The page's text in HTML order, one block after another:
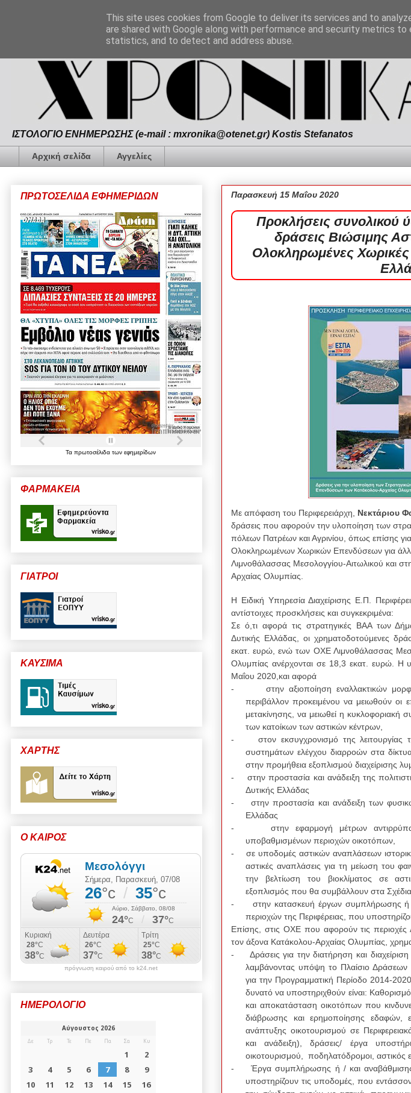
ΙΣΤΟΛΟΓΙΟ ΕΝΗΜΕΡΩΣΗΣ (e-mail : mxronika@otenet.gr) Kostis Stefanatos
Αρχική σελίδα Αγγελίες
Παρασκευή 15 Μαΐου 2020
Προκλήσεις συνολικού
δράσεις Βιώσιμης
Ολοκληρωμένες
Με απόφαση του Περιφερειάρχη, Νεκτάριου
δράσεις που αφορούν την υλοποίηση των
πόλεων Πατρέων και Αγρινίου, όπως επίσης
Ολοκληρωμένων Χωρικών Επενδύσεων για
Λιμνοθάλασσας Μεσολογγίου-Αιτωλικού και
Αρχαίας Ολυμπίας.
Η Ειδική Υπηρεσία Διαχείρισης Ε.Π.
αντίστοιχες προσκλήσεις και συγκεκριμένα:
Σε ό,τι αφορά τις στρατηγικές ΒΑΑ των
Δυτικής Ελλάδας, οι χρηματοδοτούμενες
εκατ. ευρώ, ενώ των ΟΧΕ Λιμνοθάλασσας
Ολυμπίας ανέρχονται σε 18,3 εκατ. ευρώ. Η
Μαΐου 2020,και αφορά
-
στην αξιοποίηση εναλλακτικών
περιβάλλον προκειμένου να μειωθούν οι
μετακίνησης, να μειωθεί η κυκλοφοριακή
των κατοίκων των αστικών κέντρων,
-
στον εκσυγχρονισμό της
συστημάτων ελέγχου διαρροών στα
στην προμήθεια εξοπλισμού διαχείρισης
-
στην προστασία και ανάδειξη της
Δυτικής Ελλάδας
-
στην προστασία και ανάδειξη των
Ελλάδας
-
στην εφαρμογή μέτρων
υποβαθμισμένων περιοχών οικοτόπων,
-
σε υποδομές αστικών αναπλάσεων
αστικές αναπλάσεις για τη μείωση του
την βελτίωση του βιοκλίματος σε
εξοπλισμός που θα συμβάλλουν στα
-
στην κατασκευή έργων συμπλήρωσης ή
περιοχών της Περιφέρειας, που
Επίσης, στις ΟΧΕ που αφορούν τις περιοχές
τον άξονα Κατάκολου-Αρχαίας Ολυμπίας,
-
Δράσεις για την διατήρηση και
λαμβάνοντας υπόψη το Πλαίσιο Δράσεων
για την Προγραμματική Περίοδο 2014-
δυνατό να υποστηριχθούν είναι:
και αποκατάσταση οικοτόπων που
διάβρωσης και ερημοποίησης εδαφών,
ανάπτυξης οικοτουρισμού σε
και ανάδειξη), δράσεις/ έργα
οικοτουρισμού,
ποδηλατόδρομοι, αστικός
-
Έργα συμπλήρωσης ή / και
υποστηρίζουν τις υποδομές, που
ΠΡΩΤΟΣΕΛΙΔΑ ΕΦΗΜΕΡΙΔΩΝ
Τα πρωτοσέλιδα των εφημερίδων
ΦΑΡΜΑΚΕΙΑ
ΓΙΑΤΡΟΙ
ΚΑΥΣΙΜΑ
ΧΑΡΤΗΣ
Ο ΚΑΙΡΟΣ
πρόγνωση καιρού από το k24.net
ΗΜΕΡΟΛΟΓΙΟ
This site uses cookies from Google to deliver its services and to
are shared with Google along with performance and security metrics
statistics, and to detect and address abuse.